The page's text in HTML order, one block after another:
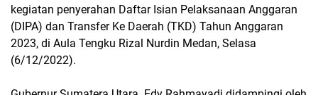
kegiatan penyerahan Daftar Isian Pelaksanaan Anggaran
(DIPA) dan Transfer Ke Daerah (TKD) Tahun Anggaran
2023, di Aula Tengku Rizal Nurdin Medan, Selasa
(6/12/2022).